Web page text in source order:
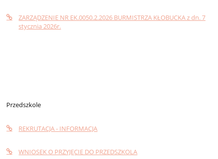
ZARZĄDZENIE NR EK.0050.2.2026 BURMISTRZA KŁOBUCKA z dn. 7
stycznia 2026r.
Przedszkole
REKRUTACJA - INFORMACJA
WNIOSEK O PRZYJĘCIE DO PRZEDSZKOLA